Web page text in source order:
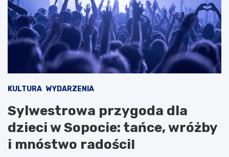
KULTURA WYDARZENIA
Sylwestrowa przygoda dla
dzieci w Sopocie: tańce, wróżby
i mnóstwo radości!